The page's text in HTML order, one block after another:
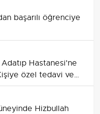
başarılı öğrenciye
Hastanesi'ne
özel tedavi ve
Hizbullah